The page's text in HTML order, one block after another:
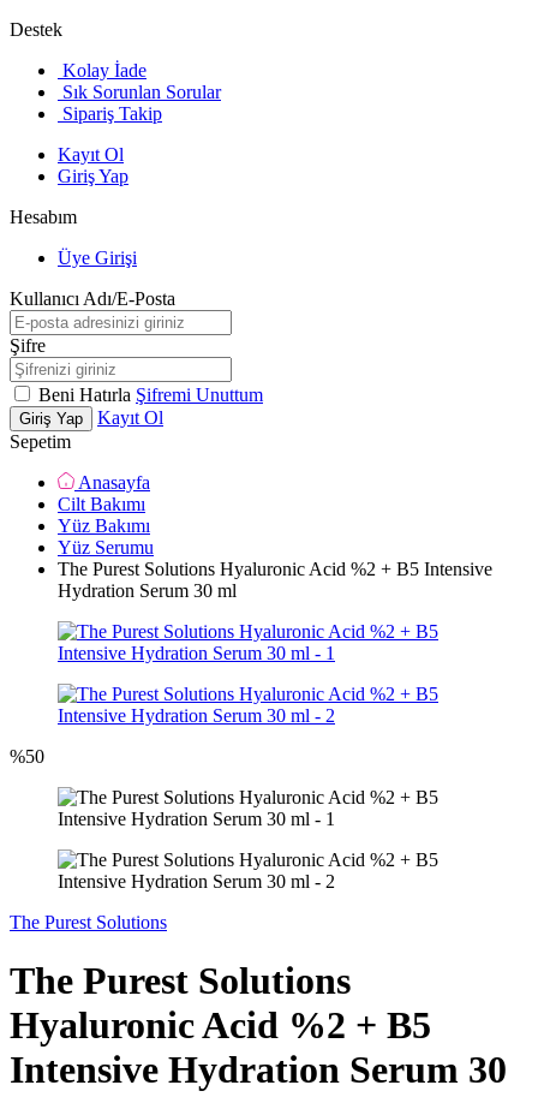
Destek
Kolay İade
Sık Sorunlan Sorular
Sipariş Takip
Kayıt Ol
Giriş Yap
Hesabım
Üye Girişi
Kullanıcı Adı/E-Posta
Şifre
Beni Hatırla Şifremi Unuttum
Giriş Yap
Kayıt Ol
Sepetim
Anasayfa
Cilt Bakımı
Yüz Bakımı
Yüz Serumu
The Purest Solutions Hyaluronic Acid %2 + B5 Intensive
Hydration Serum 30 ml
%50
The Purest Solutions
The Purest Solutions
Hyaluronic Acid %2 + B5
Intensive Hydration Serum 30